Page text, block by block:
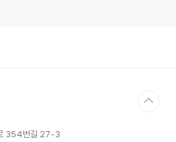
354번길 27-3